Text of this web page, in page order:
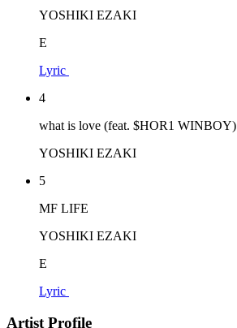
YOSHIKI EZAKI
E
Lyric
4
what is love (feat. $HOR1 WINBOY)
YOSHIKI EZAKI
5
MF LIFE
YOSHIKI EZAKI
E
Lyric
Artist Profile